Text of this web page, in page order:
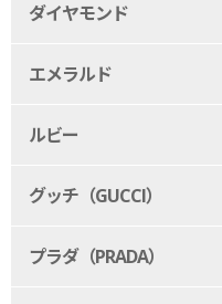
ダイヤモンド
エメラルド
ルビー
グッチ（GUCCI）
プラダ（PRADA）